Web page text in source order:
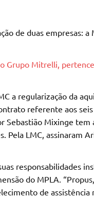
de duas empresas: a
Grupo Mitrelli,
a regularização da
referente aos
Sebastião Mixinge tem
LMC, assinaram
responsabilidades
do MPLA.
de assistência